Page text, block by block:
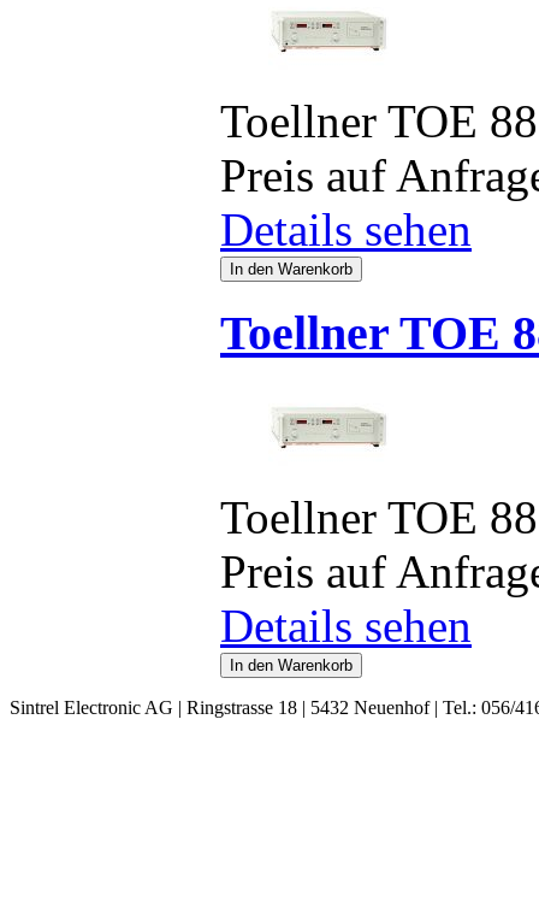
Toellner TOE
Preis auf
Details sehen
Toellner TOE
Toellner TOE
Preis auf
Details sehen
Sintrel Electronic AG | Ringstrasse 18 | 5432 Neuenhof | Tel.: 056/